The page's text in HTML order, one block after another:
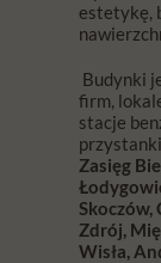
estetykę,
Budynki
firm,
stacje
Zasięg
Skoczów,
Zdrój,
Wisła,